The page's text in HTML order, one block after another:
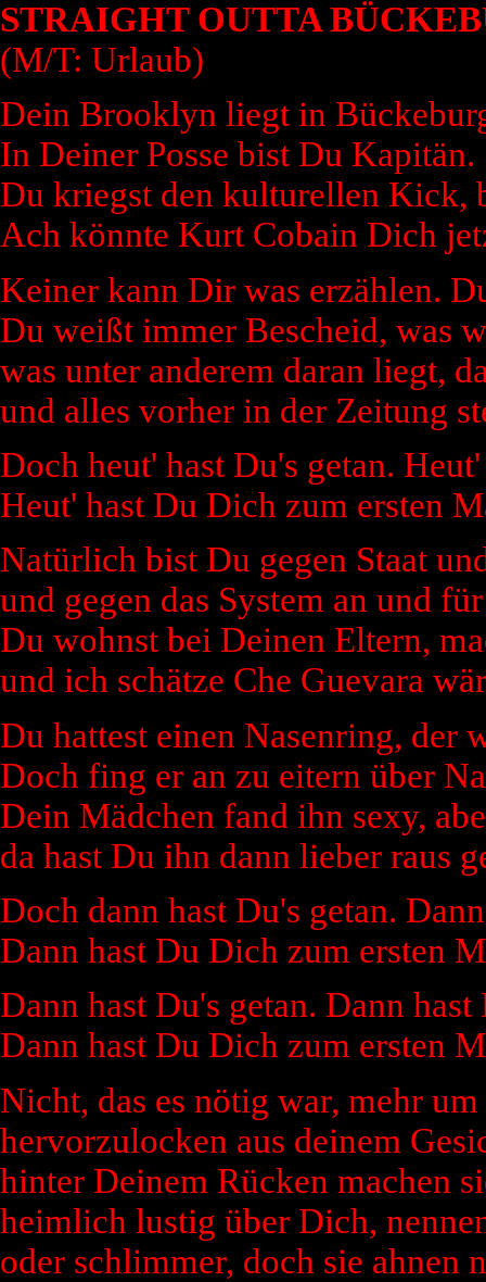
STRAIGHT OUTTA
(M/T: Urlaub)
Dein Brooklyn liegt in
In Deiner Posse bist Du Kapitän.
Du kriegst den kulturellen Kick,
Ach könnte Kurt Cobain Dich
Keiner kann Dir was erzählen.
Du weißt immer Bescheid, was
was unter anderem daran liegt,
und alles vorher in der Zeitung
Doch heut' hast Du's getan.
Heut' hast Du Dich zum ersten
Natürlich bist Du gegen Staat
und gegen das System an und
Du wohnst bei Deinen Eltern,
und ich schätze Che Guevara
Du hattest einen Nasenring, der
Doch fing er an zu eitern über
Dein Mädchen fand ihn sexy,
da hast Du ihn dann lieber raus
Doch dann hast Du's getan.
Dann hast Du Dich zum ersten
Dann hast Du's getan. Dann
Dann hast Du Dich zum ersten
Nicht, das es nötig war, mehr
hervorzulocken aus deinem
hinter Deinem Rücken machen
heimlich lustig über Dich,
oder schlimmer, doch sie ahnen